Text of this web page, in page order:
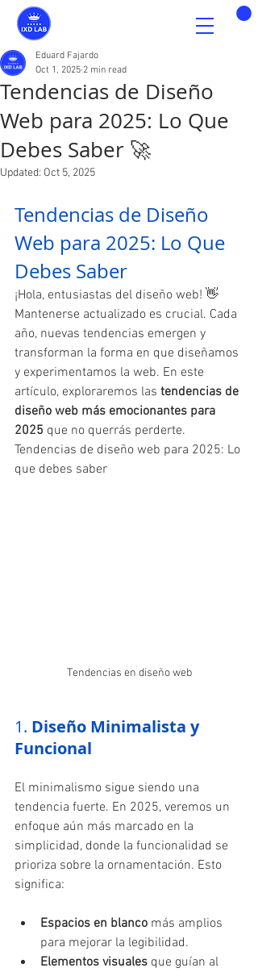
Tendencias de Diseño
Web para 2025: Lo Que
Debes Saber 🚀
Eduard Fajardo
Oct 1, 2025 2 min read
Updated: Oct 5, 2025
Tendencias de Diseño
Web para 2025: Lo Que
Debes Saber
¡Hola, entusiastas del diseño web! 👋
Mantenerse actualizado es crucial. Cada
año, nuevas tendencias emergen y
transforman la forma en que diseñamos
y experimentamos la web. En este
artículo, exploraremos las tendencias de
diseño web más emocionantes para
2025 que no querrás perderte.
Tendencias de diseño web para 2025: Lo
que debes saber
Tendencias en diseño web
1. Diseño Minimalista y
Funcional
El minimalismo sigue siendo una
tendencia fuerte. En 2025, veremos un
enfoque aún más marcado en la
simplicidad, donde la funcionalidad se
prioriza sobre la ornamentación. Esto
significa:
Espacios en blanco más amplios
para mejorar la legibilidad.
Elementos visuales que guían al